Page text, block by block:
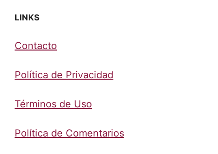
LINKS
Contacto
Política de Privacidad
Términos de Uso
Política de Comentarios